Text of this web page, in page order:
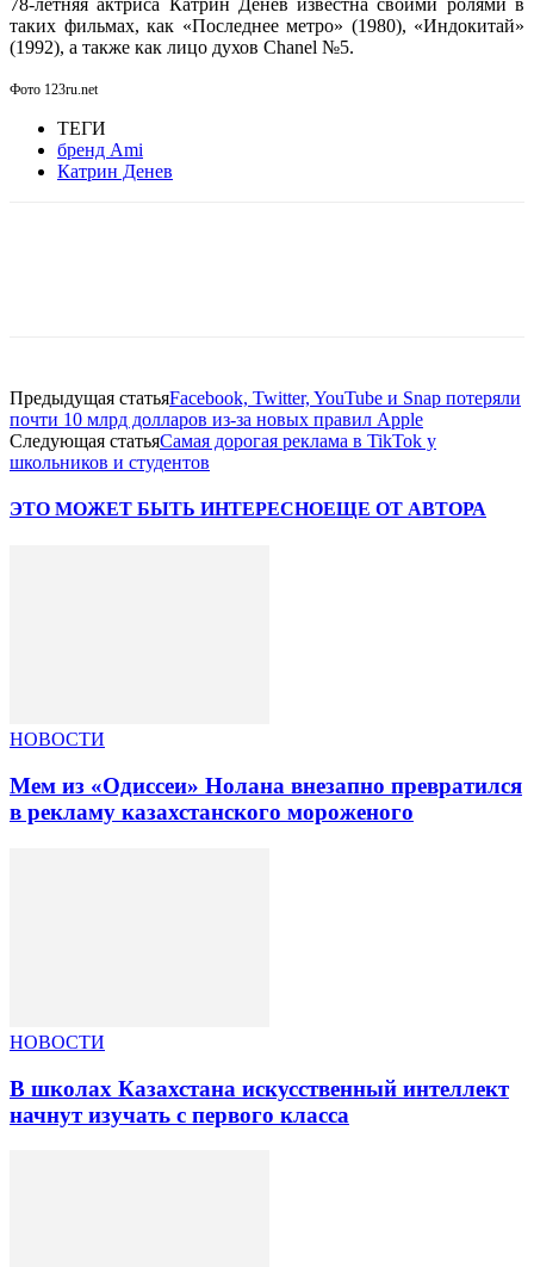
таких фильмах, как «Последнее метро» (1980), «Индокитай»
(1992), а также как лицо духов Chanel №5.
Фото 123ru.net
ТЕГИ
бренд Ami
Катрин Денев
Предыдущая статьяFacebook, Twitter, YouTube и Snap потеряли
почти 10 млрд долларов из-за новых правил Apple
Следующая статьяСамая дорогая реклама в TikTok у
школьников и студентов
ЭТО МОЖЕТ БЫТЬ ИНТЕРЕСНОЕЩЕ ОТ АВТОРА
НОВОСТИ
Мем из «Одиссеи» Нолана внезапно превратился
в рекламу казахстанского мороженого
НОВОСТИ
В школах Казахстана искусственный интеллект
начнут изучать с первого класса